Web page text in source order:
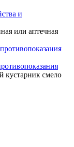
и
или аптечная
кустарник смело